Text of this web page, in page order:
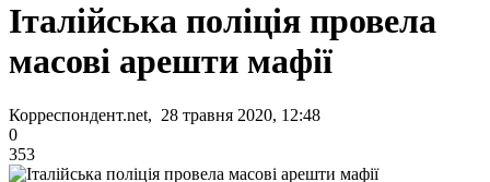
Італійська поліція провела
масові арешти мафії
Корреспондент.net, 28 травня 2020, 12:48
0
353